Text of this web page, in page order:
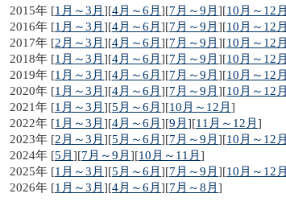
2015年 [1月～3月 ][4月～6月 ][7月～9月 ][10月～12月
2016年 [1月～3月 ][4月～6月 ][7月～9月 ][10月～12月
2017年 [2月～3月 ][4月～6月 ][7月～9月 ][10月～12月
2018年 [1月～3月 ][4月～6月 ][7月～9月 ][10月～12月
2019年 [1月～3月 ][4月～6月 ][7月～9月 ][10月～12月
2020年 [1月～3月 ][4月～6月 ][7月～9月 ][10月～12月
2021年 [1月～3月 ][5月～6月 ][10月～12月 ]
2022年 [1月～3月 ][4月～6月 ][9月 ][11月～12月 ]
2023年 [2月～3月 ][5月～6月 ][7月～9月 ][10月～12月
2024年 [5月 ][7月～9月 ][10月～11月 ]
2025年 [1月～3月 ][5月～6月 ][7月～9月 ][10月～12月
2026年 [1月～3月 ][4月～6月 ][7月～8月 ]